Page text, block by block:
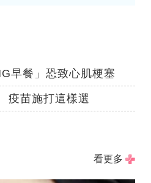
早餐」恐致心肌梗塞
疫苗施打這樣選
看更多